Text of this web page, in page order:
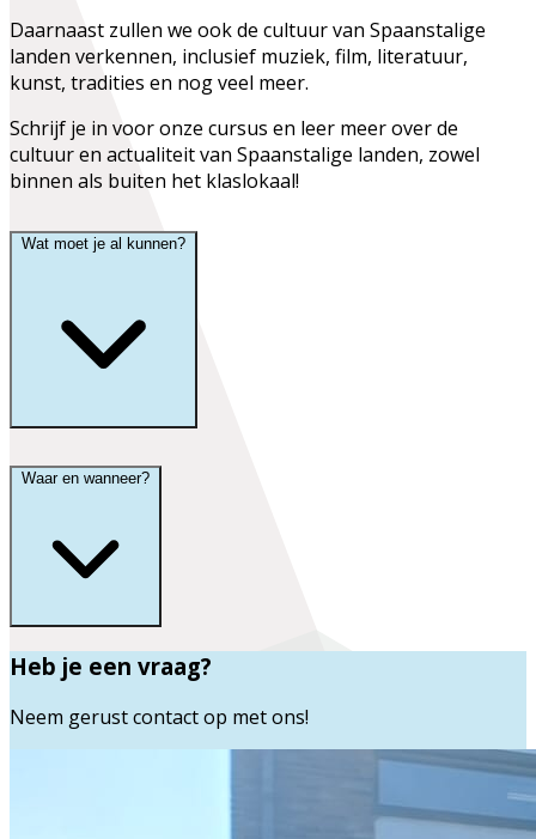
Daarnaast zullen we ook de cultuur van Spaanstalige
landen verkennen, inclusief muziek, film, literatuur,
kunst, tradities en nog veel meer.
Schrijf je in voor onze cursus en leer meer over de
cultuur en actualiteit van Spaanstalige landen, zowel
binnen als buiten het klaslokaal!
Wat moet je al kunnen?
Waar en wanneer?
Heb je een vraag?
Neem gerust contact op met ons!